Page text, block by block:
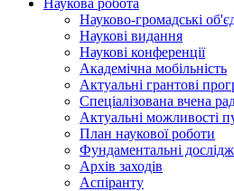
Науково-громадські
Наукові видання
Наукові конференції
Академічна мобільність
Актуальні грантові
Спеціалізована вчена
Актуальні можливості
План наукової роботи
Фундаментальні
Архів заходів
Аспіранту